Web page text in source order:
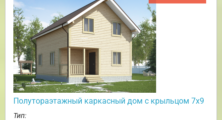
Полутораэтажный каркасный дом с крыльцом 7х9
Тип: